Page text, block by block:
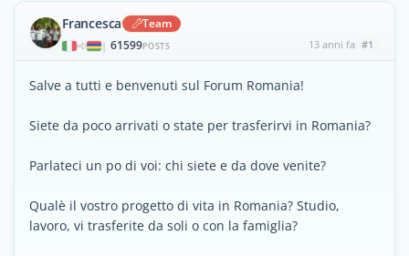
Francesca Team
| 61599POSTS 13 anni fa #1
Salve a tutti e benvenuti sul Forum Romania!
Siete da poco arrivati o state per trasferirvi in Romania?
Parlateci un po di voi: chi siete e da dove venite?
Qualè il vostro progetto di vita in Romania? Studio,
lavoro, vi trasferite da soli o con la famiglia?